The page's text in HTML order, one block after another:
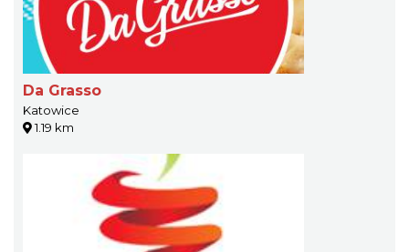
Da Grasso
Katowice
1.19 km